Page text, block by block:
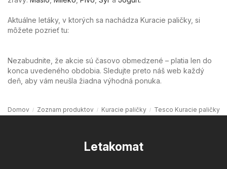
Aktuálne letáky, v ktorých sa nachádza Kuracie paličky, si
môžete pozrieť tu:
Nezabudnite, že akcie sú časovo obmedzené – platia len do
konca uvedeného obdobia. Sledujte preto náš web každý
deň, aby vám neušla žiadna výhodná ponuka.
Domov Zoznam produktov Kuracie paličky Tesco Kuracie paličky
Letakomat